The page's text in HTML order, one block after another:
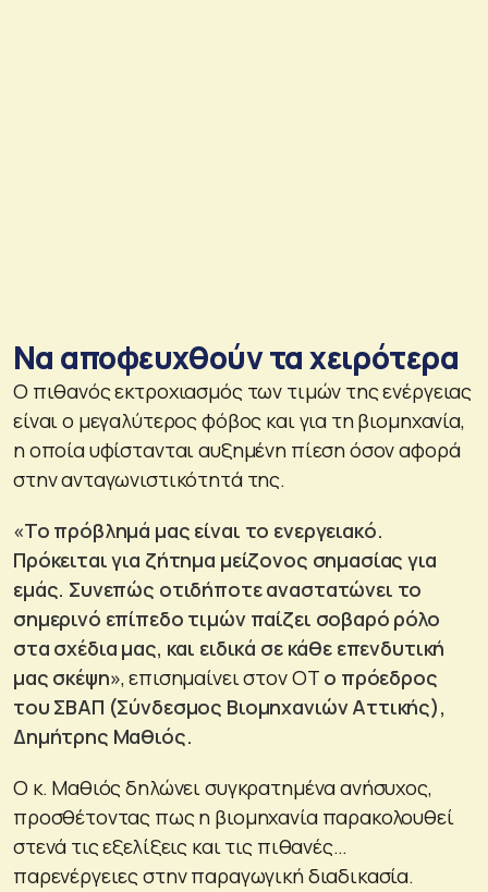
Να αποφευχθούν τα χειρότερα
Ο πιθανός εκτροχιασμός των τιμών της ενέργειας
είναι ο μεγαλύτερος φόβος και για τη βιομηχανία,
η οποία υφίστανται αυξημένη πίεση όσον αφορά
στην ανταγωνιστικότητά της.
«Το πρόβλημά μας είναι το ενεργειακό.
Πρόκειται για ζήτημα μείζονος σημασίας για
εμάς. Συνεπώς οτιδήποτε αναστατώνει το
σημερινό επίπεδο τιμών παίζει σοβαρό ρόλο
στα σχέδια μας, και ειδικά σε κάθε επενδυτική
μας σκέψη», επισημαίνει στον ΟΤ ο πρόεδρος
του ΣΒΑΠ (Σύνδεσμος Βιομηχανιών Αττικής),
Δημήτρης Μαθιός.
Ο κ. Μαθιός δηλώνει συγκρατημένα ανήσυχος,
προσθέτοντας πως η βιομηχανία παρακολουθεί
στενά τις εξελίξεις και τις πιθανές…
παρενέργειες στην παραγωγική διαδικασία.